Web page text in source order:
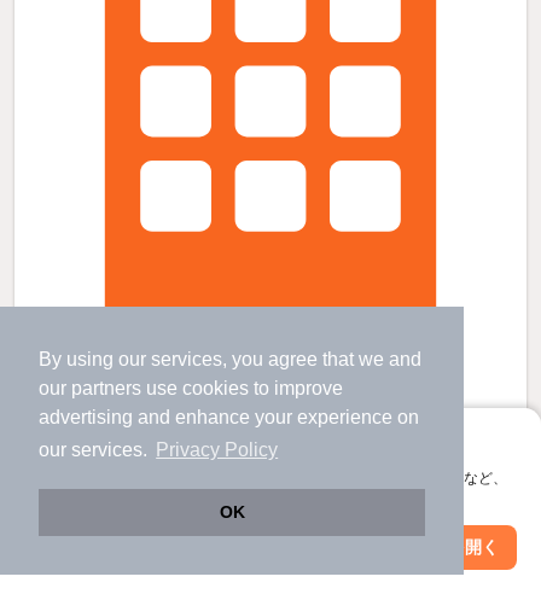
By using our services, you agree that we and
our partners use cookies to improve
advertising and enhance your experience on
our services.
Privacy Policy
OK
アプリに切り替えて、サクサクお部屋探し
会員登録なしですぐ使える。マップ検索やお気に入り保存など、
アプリを開く
グリシーヌ竜田の賃貸物件
すべての写真
愛知川駅 歩49
五箇荘駅 歩15
滋賀県東近江市五個荘竜田町
2階建 / 4年5ヶ月 / 木造
駐車場あり 駐輪場あり 宅配ボックス
絞り込み条件を変更